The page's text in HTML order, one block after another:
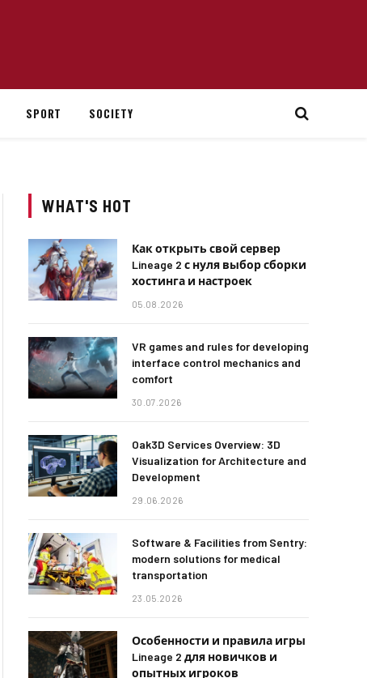
SPORT SOCIETY
WHAT'S HOT
Как открыть свой сервер
Lineage 2 с нуля выбор сборки
хостинга и настроек
05.08.2026
VR games and rules for developing
interface control mechanics and
comfort
30.07.2026
Oak3D Services Overview: 3D
Visualization for Architecture and
Development
29.06.2026
Software & Facilities from Sentry:
modern solutions for medical
transportation
23.05.2026
Особенности и правила игры
Lineage 2 для новичков и
опытных игроков